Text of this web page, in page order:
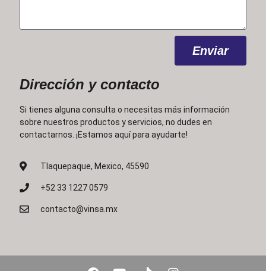
Enviar
Dirección y contacto
Si tienes alguna consulta o necesitas más información
sobre nuestros productos y servicios, no dudes en
contactarnos. ¡Estamos aquí para ayudarte!
Tlaquepaque, Mexico, 45590
+52 33 1227 0579
contacto@vinsa.mx